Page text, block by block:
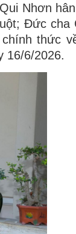
Nhơn
Đức cha
thức
16/6/2026.